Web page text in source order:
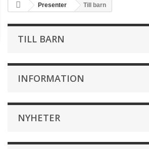
Presenter Till barn
TILL BARN
INFORMATION
NYHETER